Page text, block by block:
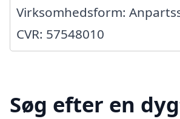
Virksomhedsform:
CVR: 57548010
Søg efter en